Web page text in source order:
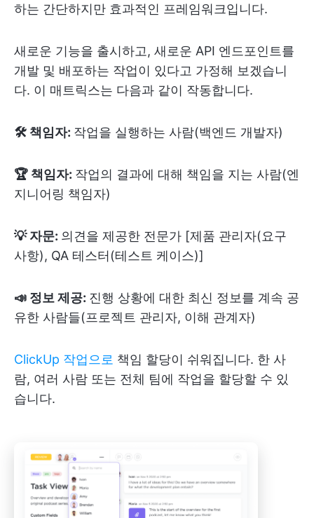
하는 간단하지만 효과적인 프레임워크입니다.
새로운 기능을 출시하고, 새로운 API 엔드포인트를
개발 및 배포하는 작업이 있다고 가정해 보겠습니
다. 이 매트릭스는 다음과 같이 작동합니다.
🛠️ 책임자: 작업을 실행하는 사람(백엔드 개발자)
🏆 책임자: 작업의 결과에 대해 책임을 지는 사람(엔
지니어링 책임자)
💡 자문: 의견을 제공한 전문가 [제품 관리자(요구
사항), QA 테스터(테스트 케이스)]
📣 정보 제공: 진행 상황에 대한 최신 정보를 계속 공
유한 사람들(프로젝트 관리자, 이해 관계자)
ClickUp 작업으로 책임 할당이 쉬워집니다. 한 사
람, 여러 사람 또는 전체 팀에 작업을 할당할 수 있
습니다.